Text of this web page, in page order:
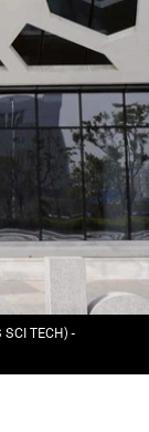
TECH) -